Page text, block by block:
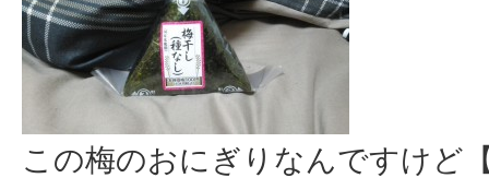
この梅のおにぎりなんですけど